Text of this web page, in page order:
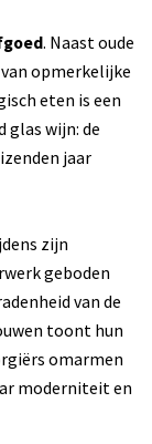
. Naast oude
opmerkelijke
eten is een
glas wijn: de
jaar
zijn
geboden
van de
toont hun
omarmen
moderniteit en